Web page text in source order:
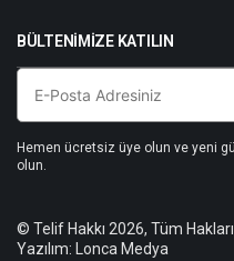
BÜLTENIMIZE KATILIN
Hemen ücretsiz üye olun ve yeni
olun.
© Telif Hakkı 2026, Tüm Hakları
Yazılım: Lonca Medya